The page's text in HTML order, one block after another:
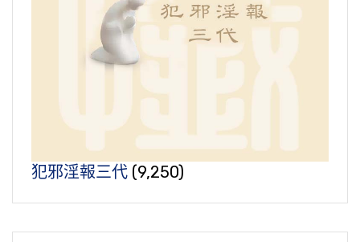
犯邪淫報三代 (9,250)